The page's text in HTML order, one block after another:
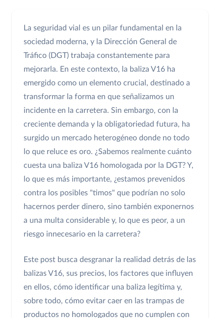
La seguridad vial es un pilar fundamental en la
sociedad moderna, y la Dirección General de
Tráfico (DGT) trabaja constantemente para
mejorarla. En este contexto, la baliza V16 ha
emergido como un elemento crucial, destinado a
transformar la forma en que señalizamos un
incidente en la carretera. Sin embargo, con la
creciente demanda y la obligatoriedad futura, ha
surgido un mercado heterogéneo donde no todo
lo que reluce es oro. ¿Sabemos realmente cuánto
cuesta una baliza V16 homologada por la DGT? Y,
lo que es más importante, ¿estamos prevenidos
contra los posibles "timos" que podrían no solo
hacernos perder dinero, sino también exponernos
a una multa considerable y, lo que es peor, a un
riesgo innecesario en la carretera?
Este post busca desgranar la realidad detrás de las
balizas V16, sus precios, los factores que influyen
en ellos, cómo identificar una baliza legítima y,
sobre todo, cómo evitar caer en las trampas de
productos no homologados que no cumplen con